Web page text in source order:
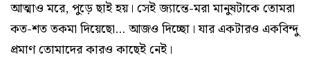
আত্মাও মরে, পুড়ে ছাই হয়। সেই জ্যান্তে-মরা মানুষটাকে তোমরা
কত-শত তকমা দিয়েছো... আজও দিচ্ছো। যার একটারও একবিন্দু
প্রমাণ তোমাদের কারও কাছেই নেই।